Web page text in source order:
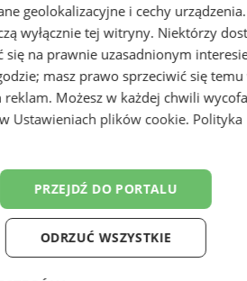
w Zagłębiowskiej
w Sosnowcu
geolokalizacyjne i cechy
wyłącznie tej witryny. Niektórzy
się na prawnie uzasadnionym
masz prawo sprzeciwić się temu
reklam. Możesz w każdej chwili
Ustawieniach plików cookie. Polityka
PRZEJDŹ DO PORTALU
ODRZUĆ WSZYSTKIE